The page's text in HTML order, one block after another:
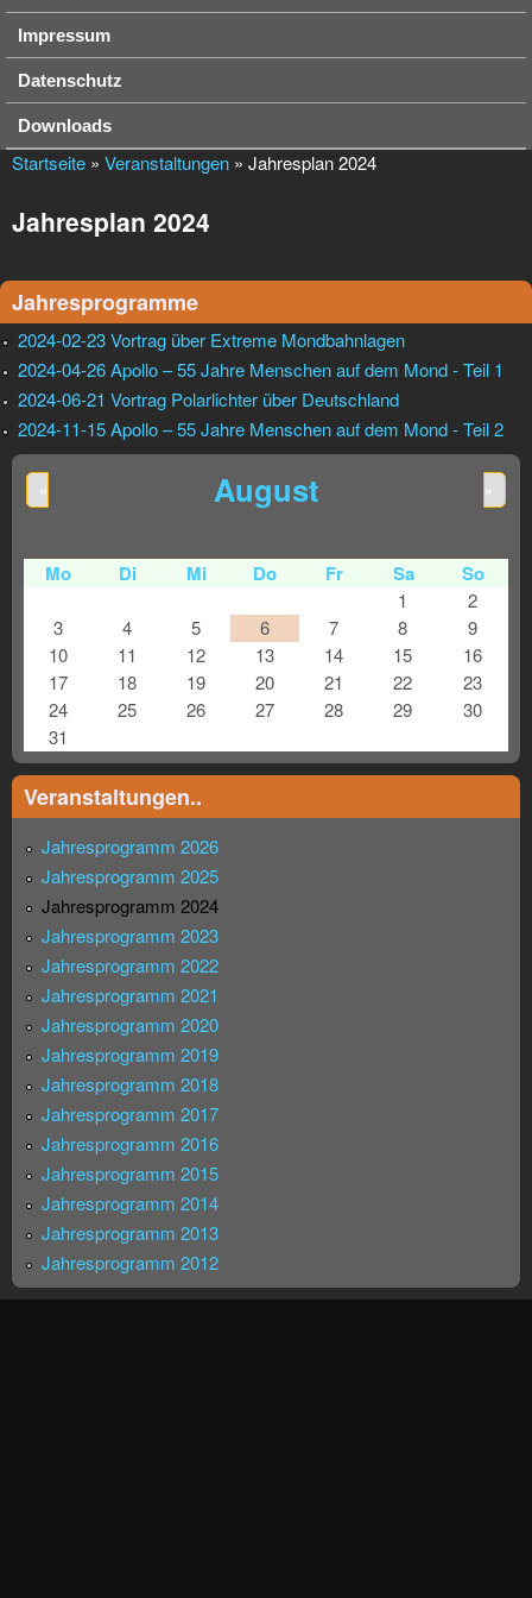
Impressum
Datenschutz
Downloads
Startseite » Veranstaltungen » Jahresplan 2024
Jahresplan 2024
Jahresprogramme
2024-02-23 Vortrag über Extreme Mondbahnlagen
2024-04-26 Apollo – 55 Jahre Menschen auf dem Mond - Teil 1
2024-06-21 Vortrag Polarlichter über Deutschland
2024-11-15 Apollo – 55 Jahre Menschen auf dem Mond - Teil 2
August
« »
Mo Di Mi Do Fr Sa So
1
2
3
4 5 6 7 8
9
10
11 12 13 14 15
16
17
18 19 20 21 22
23
24
25 26 27 28 29
30
31
Veranstaltungen..
Jahresprogramm 2026
Jahresprogramm 2025
Jahresprogramm 2024
Jahresprogramm 2023
Jahresprogramm 2022
Jahresprogramm 2021
Jahresprogramm 2020
Jahresprogramm 2019
Jahresprogramm 2018
Jahresprogramm 2017
Jahresprogramm 2016
Jahresprogramm 2015
Jahresprogramm 2014
Jahresprogramm 2013
Jahresprogramm 2012